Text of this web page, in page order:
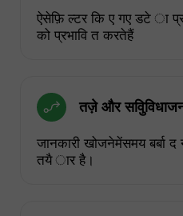
ऐसेफ़ि ल्टर कि ए गए डटे ा
को प्रभावि त करतेहैं
तज़े और
जानकारी खोजनेमेंसमय
तयै ार है।